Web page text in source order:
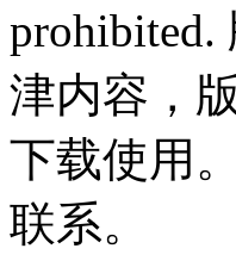
津内容，
下载使用
联系。